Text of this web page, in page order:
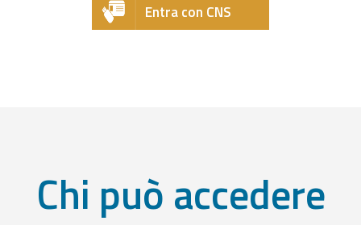
Entra con CNS
Chi può accedere